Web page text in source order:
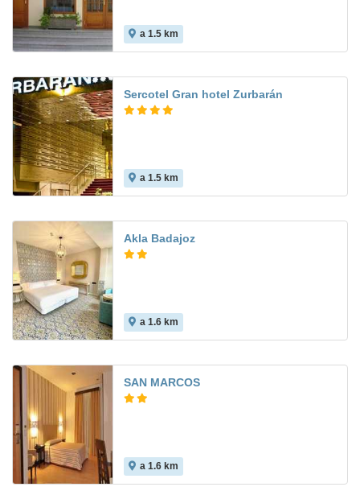
a 1.5 km
Sercotel Gran hotel Zurbarán
a 1.5 km
Akla Badajoz
a 1.6 km
SAN MARCOS
a 1.6 km